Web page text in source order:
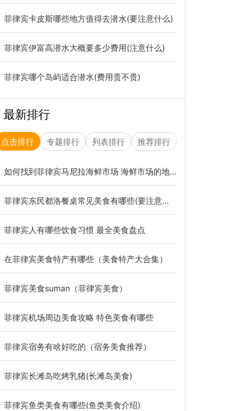
菲律宾卡皮斯哪些地方值得去潜水(要注意什么)
菲律宾伊富高潜水大概要多少费用(注意什么)
菲律宾哪个岛屿适合潜水(费用贵不贵)
最新排行
点击排行 专题排行 列表排行 推荐排行
如何找到菲律宾马尼拉海鲜市场 海鲜市场的地址
菲律宾东民都洛餐桌常见美食有哪些(要注意什么)
菲律宾人有哪些饮食习惯 最全美食盘点
在菲律宾美食特产有哪些（美食特产大合集）
菲律宾美食suman（菲律宾美食）
菲律宾机场周边美食攻略 特色美食有哪些
菲律宾宿务有啥好吃的（宿务美食推荐）
菲律宾长滩岛吃烤乳猪(长滩岛美食)
菲律宾鱼类美食有哪些(鱼类美食介绍)